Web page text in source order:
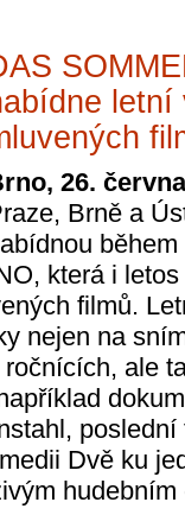
letní
26.
Brně a
která i
filmů.
nejen na
ale
poslední
Dvě ku
hudebním